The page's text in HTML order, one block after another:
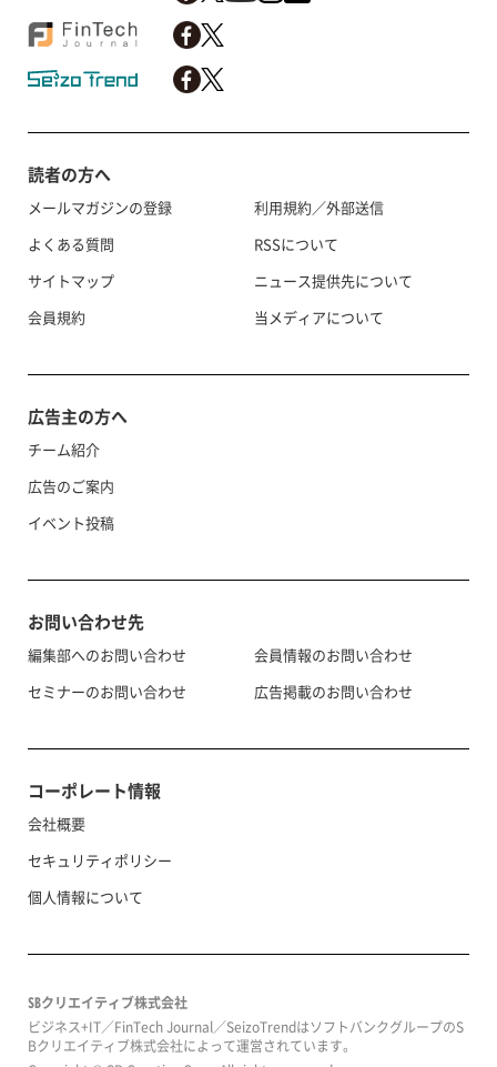
読者の方へ
メールマガジンの登録
よくある質問
サイトマップ
会員規約
利用規約／外部送信
RSSについて
ニュース提供先について
当メディアについて
広告主の方へ
チーム紹介
広告のご案内
イベント投稿
お問い合わせ先
編集部へのお問い合わせ
セミナーのお問い合わせ
会員情報のお問い合わせ
広告掲載のお問い合わせ
コーポレート情報
会社概要
セキュリティポリシー
個人情報について
SBクリエイティブ株式会社
ビジネス+IT／FinTech Journal／SeizoTrendはソフトバンクグループのS
Bクリエイティブ株式会社によって運営されています。